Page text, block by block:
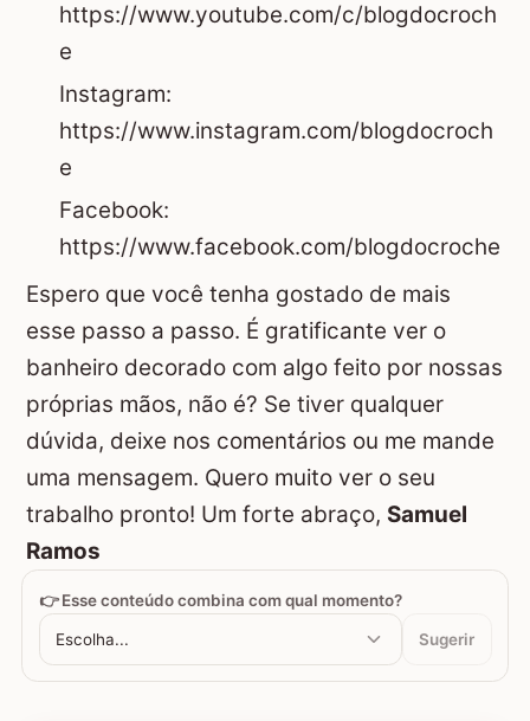
https://www.youtube.com/c/blogdocroch
e
Instagram:
https://www.instagram.com/blogdocroch
e
Facebook:
https://www.facebook.com/blogdocroche
Espero que você tenha gostado de mais
esse passo a passo. É gratificante ver o
banheiro decorado com algo feito por nossas
próprias mãos, não é? Se tiver qualquer
dúvida, deixe nos comentários ou me mande
uma mensagem. Quero muito ver o seu
trabalho pronto! Um forte abraço, Samuel
Ramos
👉 Esse conteúdo combina com qual momento?
Escolha... Sugerir